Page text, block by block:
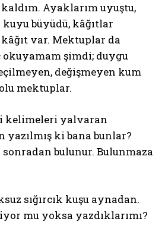
Ayaklarım uyuştu,
büyüdü, kâğıtlar
kâğıt var. Mektuplar da
okuyamam şimdi; duygu
değişmeyen kum
mektuplar.
kelimeleri yalvaran
yazılmış ki bana bunlar?
bulunur. Bulunmaza
sığırcık kuşu aynadan.
mu yoksa yazdıklarımı?